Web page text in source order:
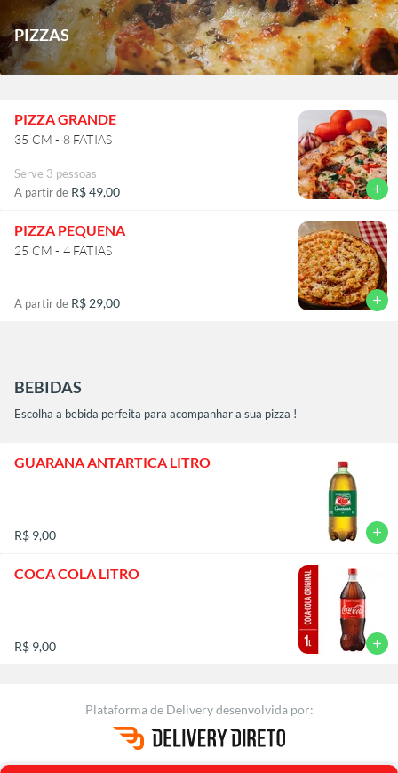
PIZZAS
PIZZA GRANDE
35 CM - 8 FATIAS
Serve 3 pessoas
A partir de R$ 49,00 add
PIZZA PEQUENA
25 CM - 4 FATIAS
A partir de R$ 29,00 add
BEBIDAS
Escolha a bebida perfeita para acompanhar a sua pizza !
GUARANA ANTARTICA LITRO
R$ 9,00 add
COCA COLA LITRO
R$ 9,00 add
Plataforma de Deliverydesenvolvida por: